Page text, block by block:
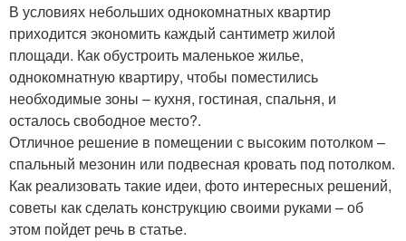
В условиях небольших однокомнатных квартир
приходится экономить каждый сантиметр жилой
площади. Как обустроить маленькое жилье,
однокомнатную квартиру, чтобы поместились
необходимые зоны – кухня, гостиная, спальня, и
осталось свободное место?.
Отличное решение в помещении с высоким потолком –
спальный мезонин или подвесная кровать под потолком.
Как реализовать такие идеи, фото интересных решений,
советы как сделать конструкцию своими руками – об
этом пойдет речь в статье.